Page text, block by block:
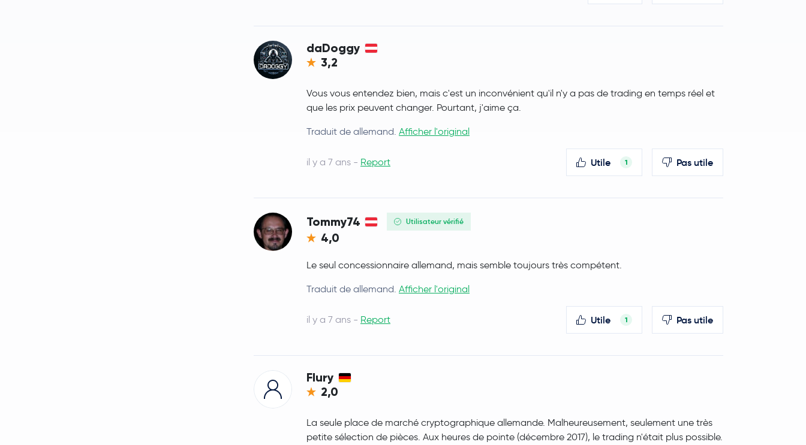
daDoggy
3,2
Vous vous entendez bien, mais c'est un inconvénient qu'il n'y a pas de trading en temps réel et
que les prix peuvent changer. Pourtant, j'aime ça.
Traduit de allemand. Afficher l'original
il y a 7 ans - Report Utile 1 Pas utile
Tommy74 Utilisateur vérifié
4,0
Le seul concessionnaire allemand, mais semble toujours très compétent.
Traduit de allemand. Afficher l'original
il y a 7 ans - Report Utile 1 Pas utile
Flury
2,0
La seule place de marché cryptographique allemande. Malheureusement, seulement une très
petite sélection de pièces. Aux heures de pointe (décembre 2017), le trading n'était plus possible.